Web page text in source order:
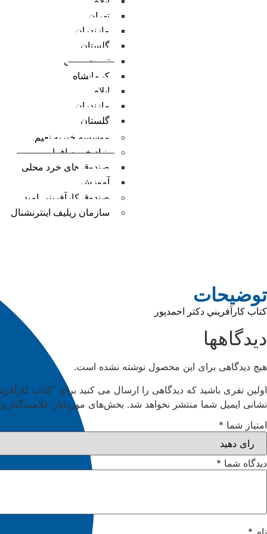
تهران
مازندران
گلستان
تربیت مربی
کرمانشاه
ایلام
مازندران
گلستان
موسسه خیریه نعیم
بنیاد خیریه افرا
صندوق های خرد محلی
آموزش
صندوق کارآفرینی امید
سازمان ریلیف اینترنشنال
توضیحات
كتاب كارآفريني دكتر احمدپور
دیدگاهها
هیچ دیدگاهی برای این محصول نوشته نشده است.
اولین نفری باشید که دیدگاهی را ارسال می کنید برای “كتاب
نشانی ایمیل شما منتشر نخواهد شد. بخش‌های موردنیاز
امتیاز شما *
دیدگاه شما *